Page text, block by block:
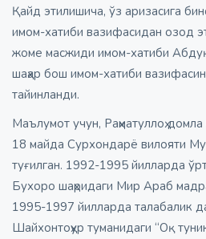
Қайд этилишича, ўз аризасига
имом-хатиби вазифасидан озод
жоме масжиди имом-хатиби
шаҳар бош имом-хатиби
тайинланди.
Маълумот учун, Раҳматуллоҳ
18 майда Сурхондарё вилояти
туғилган. 1992-1995 йилларда
Бухоро шаҳридаги Мир Араб
1995-1997 йилларда талабалик
Шайхонтоҳур туманидаги “Оқ